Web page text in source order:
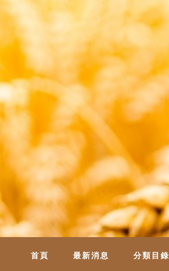
首頁 最新消息 分類目錄